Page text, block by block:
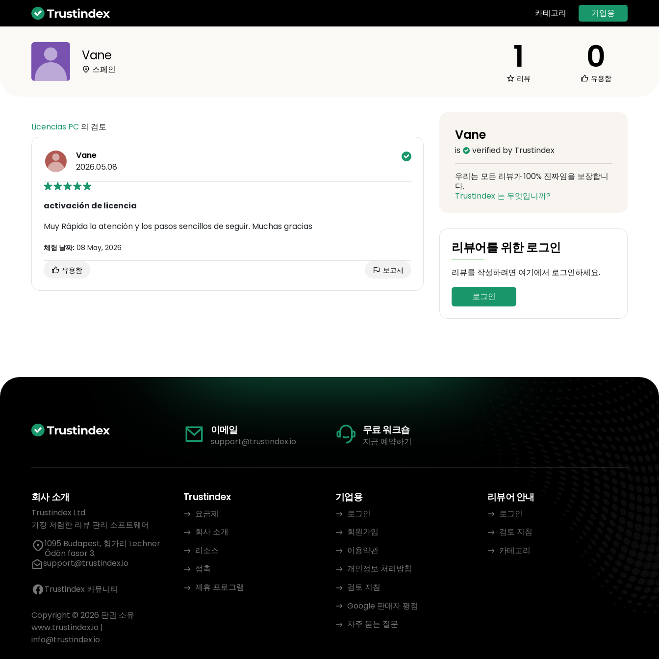
카테고리 기업용
Vane
스페인 1
리뷰
0
유용함
Licencias PC 의 검토
Vane
2026.05.08
activación de licencia
Muy Rápida la atención y los pasos sencillos de seguir. Muchas gracias
체험 날짜: 08 May, 2026
유용함 보고서
Vane
is verified by Trustindex
우리는 모든 리뷰가 100% 진짜임을 보장합니
다.
Trustindex 는 무엇입니까?
리뷰어를 위한 로그인
리뷰를 작성하려면 여기에서 로그인하세요.
로그인
이메일
support@trustindex.io
무료 워크숍
지금 예약하기
회사 소개
Trustindex Ltd.
가장 저렴한 리뷰 관리 소프트웨어
1095 Budapest, 헝가리 Lechner
Ödön fasor 3.
support@trustindex.io
Trustindex 커뮤니티
Copyright © 2026 판권 소유
www.trustindex.io |
info@trustindex.io
Trustindex
요금제
회사 소개
리소스
접촉
제휴 프로그램
기업용
로그인
회원가입
이용약관
개인정보 처리방침
검토 지침
Google 판매자 평점
자주 묻는 질문
리뷰어 안내
로그인
검토 지침
카테고리